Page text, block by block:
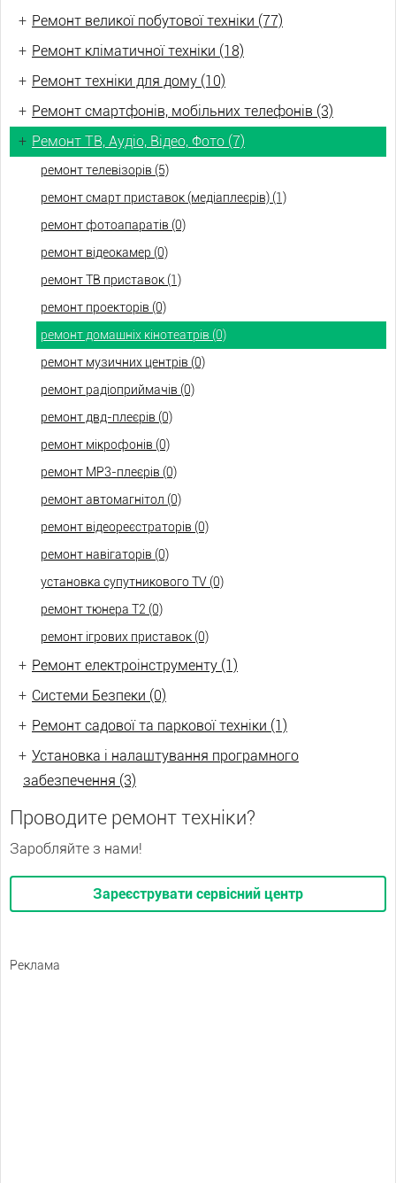
+ Ремонт великої побутової техніки (77)
+ Ремонт кліматичної техніки (18)
+ Ремонт техніки для дому (10)
+ Ремонт смартфонів, мобільних телефонів (3)
+ Ремонт ТВ, Аудіо, Відео, Фото (7)
ремонт телевізорів (5)
ремонт смарт приставок (медіаплеєрів) (1)
ремонт фотоапаратів (0)
ремонт відеокамер (0)
ремонт ТВ приставок (1)
ремонт проекторів (0)
ремонт домашніх кінотеатрів (0)
ремонт музичних центрів (0)
ремонт радіоприймачів (0)
ремонт двд-плеєрів (0)
ремонт мікрофонів (0)
ремонт МР3-плеєрів (0)
ремонт автомагнітол (0)
ремонт відеореєстраторів (0)
ремонт навігаторів (0)
установка супутникового TV (0)
ремонт тюнера Т2 (0)
ремонт ігрових приставок (0)
+ Ремонт електроінструменту (1)
+ Системи Безпеки (0)
+ Ремонт садової та паркової техніки (1)
+ Установка і налаштування програмного
забезпечення (3)
Проводите ремонт техніки?
Заробляйте з нами!
Зареєструвати сервісний центр
Реклама